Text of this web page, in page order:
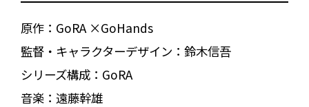
原作：GoRA ×GoHands
監督・キャラクターデザイン：鈴木信吾
シリーズ構成：GoRA
音楽：遠藤幹雄